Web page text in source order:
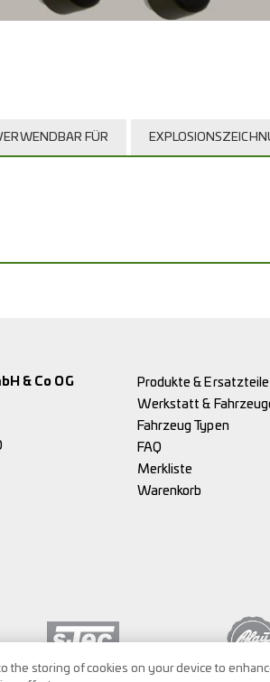
FÜR
& Co OG
Produkte & Ersatzteile
Werkstatt &
Fahrzeug Typen
FAQ
Merkliste
Warenkorb
the storing of cookies on your device to